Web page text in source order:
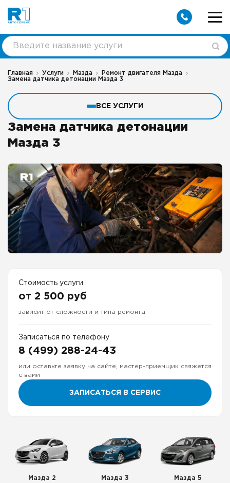
Главная Услуги Мазда
Ремонт двигателя Мазда
Замена датчика детонации Мазда 3
ВСЕ УСЛУГИ
Замена датчика детонации
Мазда 3
Стоимость услуги
от 2 500 руб
зависит от сложности и типа ремонта
Записаться по телефону
8 (499) 288-24-43
или оставьте заявку на сайте, мастер-приемщик свяжется
с вами
ЗАПИСАТЬСЯ В СЕРВИС
Мазда 2 Мазда 3 Мазда 5